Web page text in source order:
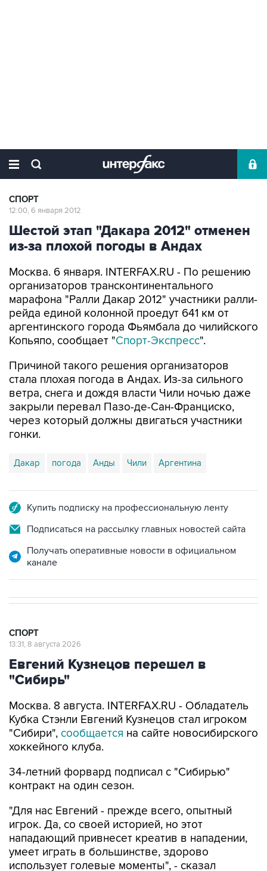
СПОРТ
12:00, 6 января 2012
Шестой этап "Дакара 2012" отменен
из-за плохой погоды в Андах
Москва. 6 января. INTERFAX.RU - По решению
организаторов трансконтинентального
марафона "Ралли Дакар 2012" участники ралли-
рейда единой колонной проедут 641 км от
аргентинского города Фьямбала до чилийского
Копьяпо, сообщает "Спорт-Экспресс".
Причиной такого решения организаторов
стала плохая погода в Андах. Из-за сильного
ветра, снега и дождя власти Чили ночью даже
закрыли перевал Пазо-де-Сан-Франциско,
через который должны двигаться участники
гонки.
Дакар погода Анды Чили Аргентина
Купить подписку на профессиональную ленту
Подписаться на рассылку главных новостей сайта
Получать оперативные новости в официальном
канале
СПОРТ
13:31, 8 августа 2026
Евгений Кузнецов перешел в
"Сибирь"
Москва. 8 августа. INTERFAX.RU - Обладатель
Кубка Стэнли Евгений Кузнецов стал игроком
"Сибири", сообщается на сайте новосибирского
хоккейного клуба.
34-летний форвард подписал с "Сибирью"
контракт на один сезон.
"Для нас Евгений - прежде всего, опытный
игрок. Да, со своей историей, но этот
нападающий привнесет креатив в нападении,
умеет играть в большинстве, здорово
использует голевые моменты", - сказал